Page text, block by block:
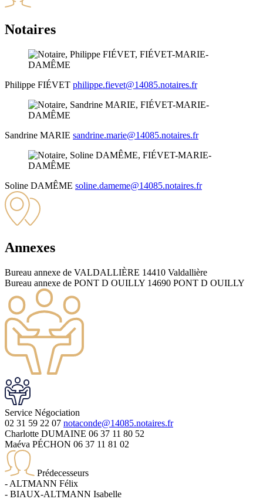
Notaires
Philippe FIÉVET philippe.fievet@14085.notaires.fr
Sandrine MARIE sandrine.marie@14085.notaires.fr
Soline DAMÊME soline.dameme@14085.notaires.fr
Annexes
Bureau annexe de VALDALLIÈRE 14410 Valdallière
Bureau annexe de PONT D OUILLY 14690 PONT D OUILLY
Service Négociation
02 31 59 22 07 notaconde@14085.notaires.fr
Charlotte DUMAINE 06 37 11 80 52
Maéva PÉCHON 06 37 11 81 02
Prédecesseurs
- ALTMANN Félix
- BIAUX-ALTMANN Isabelle